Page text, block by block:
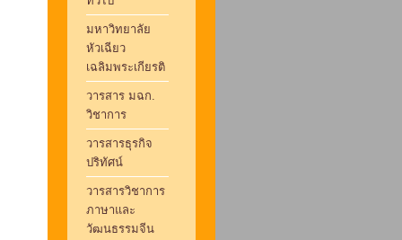
มหาวิทยาลัย
หัวเฉียว
เฉลิมพระเกียรติ
วารสาร มฉก.
วิชาการ
วารสารธุรกิจ
ปริทัศน์
วารสารวิชาการ
ภาษาและ
วัฒนธรรมจีน